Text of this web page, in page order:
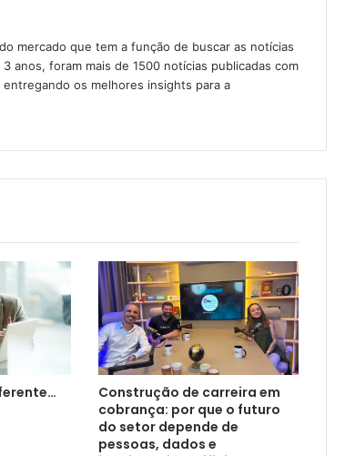
mercado que tem a função de buscar as notícias
anos, foram mais de 1500 notícias publicadas com
os melhores insights para a
Construção de carreira em
cobrança: por que o futuro
do setor depende de
pessoas, dados e